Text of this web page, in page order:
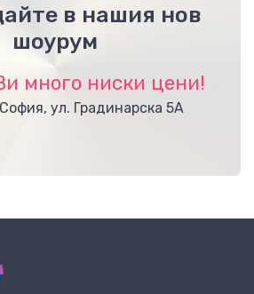
в нашия нов
шоурум
много ниски цени!
ул. Градинарска 5А